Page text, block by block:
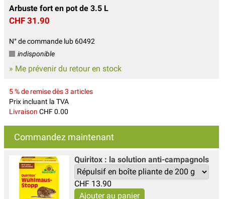
Arbuste fort en pot de 3.5 L
CHF 31.90
N° de commande lub 60492
indisponible
» Me prévenir du retour en stock
5 % de remise dès 3 articles
Prix incluant la TVA
Livraison CHF 0.00
Commandez maintenant
Quiritox : la solution anti-campagnols
CHF 13.90